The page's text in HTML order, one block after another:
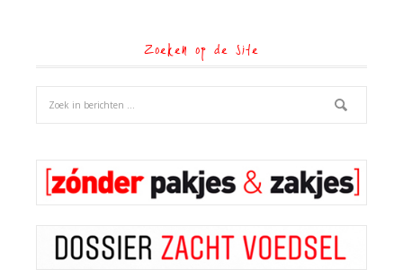
Zoeken op de site